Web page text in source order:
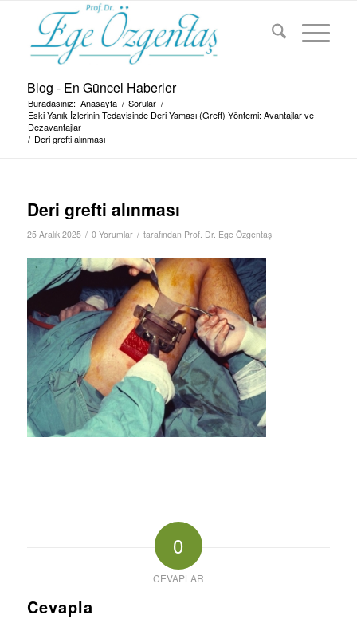
Blog - En Güncel Haberler
Buradasınız: Anasayfa / Sorular /
Eski Yanık İzlerinin Tedavisinde Deri Yaması (Greft) Yöntemi: Avantajlar ve
Dezavantajlar
/ Deri grefti alınması
Deri grefti alınması
25 Aralık 2025 / 0 Yorumlar / tarafından Prof. Dr. Ege Özgentaş
0
CEVAPLAR
Cevapla